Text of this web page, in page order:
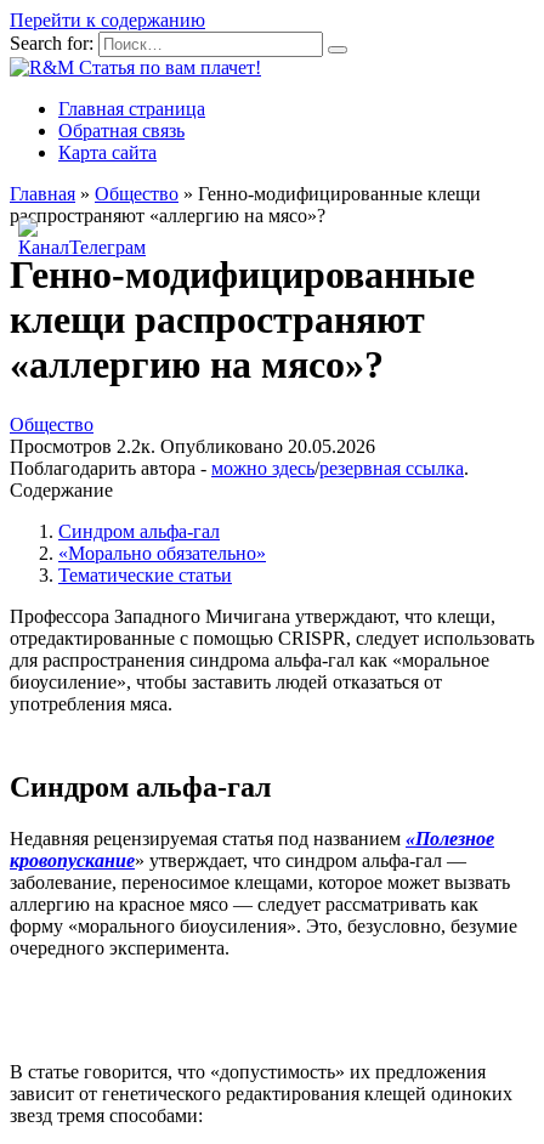
Перейти к содержанию
Search for:
Главная страница
Обратная связь
Карта сайта
Главная » Общество » Генно-модифицированные клещи
распространяют «аллергию на мясо»?
Генно-модифицированные
клещи распространяют
«аллергию на мясо»?
Общество
Просмотров 2.2к. Опубликовано 20.05.2026
Поблагодарить автора - можно здесь/резервная ссылка.
Содержание
Синдром альфа-гал
«Морально обязательно»
Тематические статьи
Профессора Западного Мичигана утверждают, что клещи,
отредактированные с помощью CRISPR, следует использовать
для распространения синдрома альфа-гал как «моральное
биоусиление», чтобы заставить людей отказаться от
употребления мяса.
Синдром альфа-гал
Недавняя рецензируемая статья под названием «Полезное
кровопускание» утверждает, что синдром альфа-гал —
заболевание, переносимое клещами, которое может вызвать
аллергию на красное мясо — следует рассматривать как
форму «морального биоусиления». Это, безусловно, безумие
очередного эксперимента.
В статье говорится, что «допустимость» их предложения
зависит от генетического редактирования клещей одиноких
звезд тремя способами: